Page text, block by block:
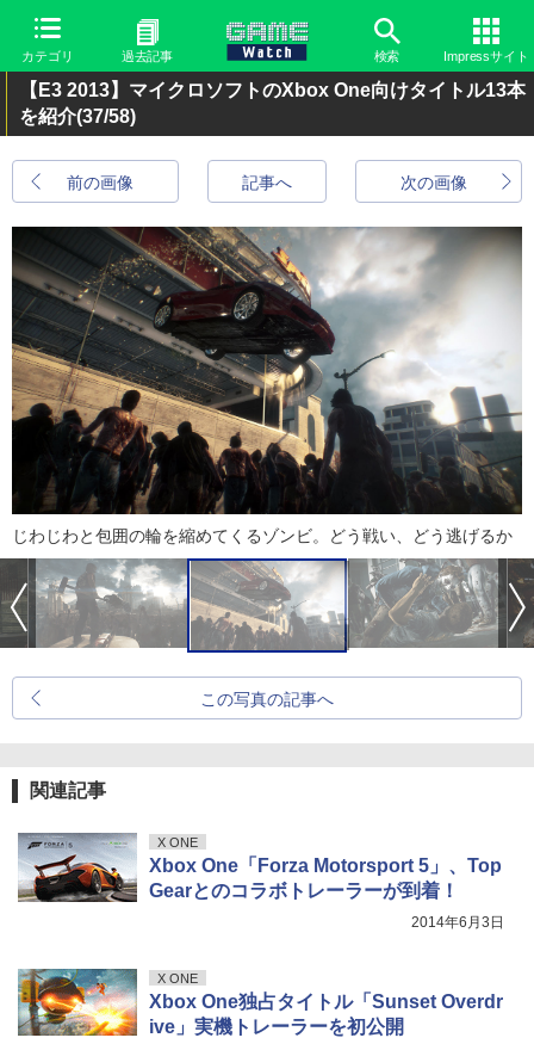
カテゴリ 過去記事 検索 Impressサイト
【E3 2013】マイクロソフトのXbox One向けタイトル13本
を紹介(37/58)
前の画像 次の画像
記事へ
じわじわと包囲の輪を縮めてくるゾンビ。どう戦い、どう逃げるか
この写真の記事へ
関連記事
X ONE
Xbox One「Forza Motorsport 5」、Top
Gearとのコラボトレーラーが到着！
2014年6月3日
X ONE
Xbox One独占タイトル「Sunset Overdr
ive」実機トレーラーを初公開